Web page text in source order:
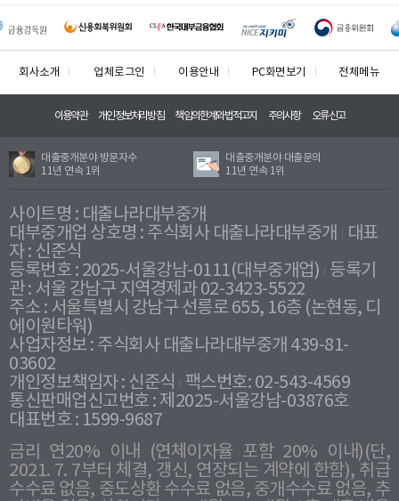
회사소개 업체로그인 이용안내 PC화면보기 전체메뉴
이용약관 개인정보처리방침 책임의한계와법적고지 주의사항 오류신고
대출중개분야 방문자수
11년 연속 1위
대출중개분야 대출문의
11년 연속 1위
사이트명 : 대출나라대부중개
대부중개업 상호명 : 주식회사 대출나라대부중개
대표
자 : 신준식
등록번호 : 2025-서울강남-0111(대부중개업) 등록기
관 : 서울 강남구 지역경제과 02-3423-5522
주소 : 서울특별시 강남구 선릉로 655, 16층 (논현동, 디
에이원타워)
사업자정보 : 주식회사 대출나라대부중개 439-81-
03602
개인정보책임자 : 신준식
팩스번호: 02-543-4569
통신판매업신고번호 : 제2025-서울강남-03876호
대표번호 : 1599-9687
금리 연20% 이내 (연체이자율 포함 20% 이내)(단,
2021. 7. 7부터 체결, 갱신, 연장되는 계약에 한함), 취급
수수료 없음, 중도상환 수수료 없음, 중개수수료 없음, 추